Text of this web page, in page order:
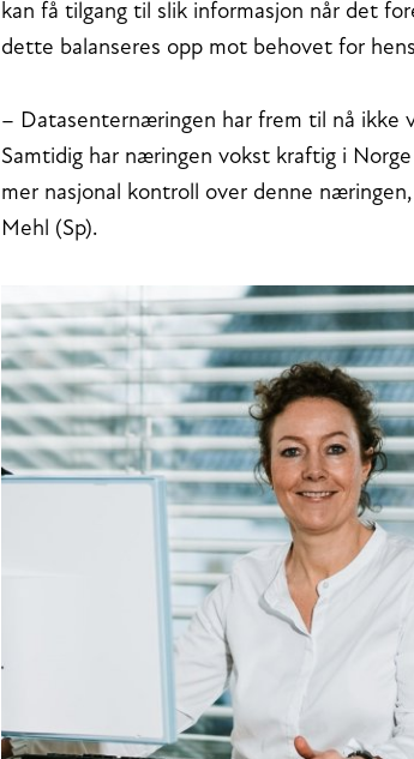
kan få tilgang til slik informasjon når det
dette balanseres opp mot behovet for
– Datasenternæringen har frem til nå ikke
Samtidig har næringen vokst kraftig i
mer nasjonal kontroll over denne
Mehl (Sp).